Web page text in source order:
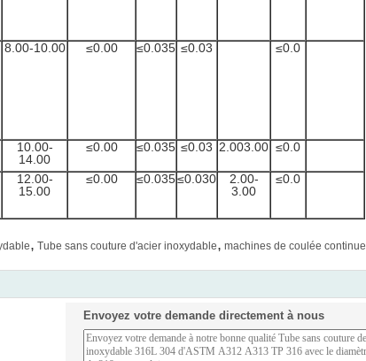
8.00-10.00 ≤0.00 ≤0.035 ≤0.03 ≤0.0
10.00-
14.00
≤0.00 ≤0.035 ≤0.03 2.003.00 ≤0.0
12.00-
15.00
≤0.00 ≤0.035≤0.030
2.00-
3.00
≤0.0
, Tube sans couture d'acier inoxydable, machines de coulée continue
Envoyez votre demande directement à nous